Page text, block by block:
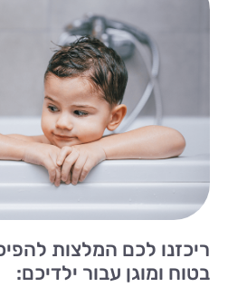
ריכזנו לכם המלצות
בטוח ומוגן עבור ילדיכם: